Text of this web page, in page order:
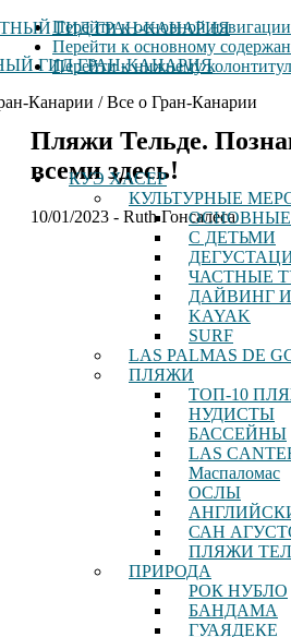
Перейти к основной навигации
Перейти к основному
Перейти к нижнему
ГИД ГРАН-КАНАРИЯ
Канарии / Все о Гран-Канарии
КУЭ ХАСЕР
КУЛЬТУРНЫЕ
С ДЕТЬМИ
ЧАСТНЫЕ
ДАЙВИНГ
KAYAK
SURF
LAS PALMAS DE
ПЛЯЖИ
ТОП-10
НУДИСТЫ
БАССЕЙНЫ
LAS
Маспаломас
ОСЛЫ
САН
ПЛЯЖИ
ПРИРОДА
РОК НУБЛО
БАНДАМА
ГУАЯДЕКЕ
Пляжи Тельде.
всеми здесь!
10/01/2023 - Ruth Гонсалеса